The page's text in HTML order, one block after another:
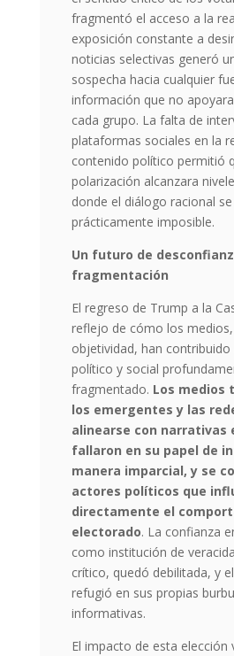
fragmentó el acceso a la
exposición constante a
noticias selectivas generó
sospecha hacia cualquier
información que no
cada grupo. La falta de
plataformas sociales en la
contenido político permitió
polarización alcanzara
donde el diálogo racional
prácticamente imposible.
Un futuro de
fragmentación
El regreso de Trump a la
reflejo de cómo los
objetividad, han
político y social
fragmentado. Los medios
los emergentes y las
alinearse con narrativas
fallaron en su papel de
manera imparcial, y se
actores políticos que
directamente el
electorado. La confianza
como institución de
crítico, quedó debilitada, y
refugió en sus propias
informativas.
El impacto de esta elección